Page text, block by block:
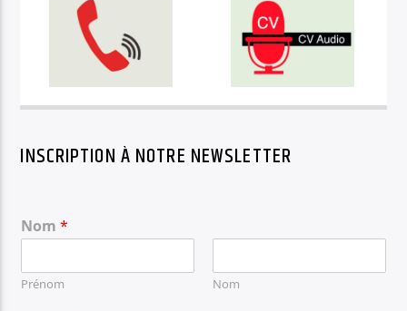
INSCRIPTION À NOTRE NEWSLETTER
Nom*
Prénom Nom